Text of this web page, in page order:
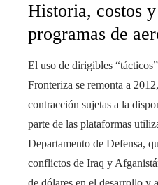
Historia, costos
programas de
El uso de dirigibles
Fronteriza se remonta a
contracción sujetas a la
parte de las plataformas
Departamento de Defensa,
conflictos de Iraq y